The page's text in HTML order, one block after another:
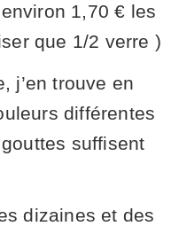
1,70 € les
que 1/2 verre )
j’en trouve en
différentes
suffisent
dizaines et des